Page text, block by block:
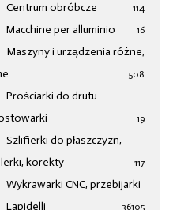
Centrum obróbcze 114
Macchine per alluminio 16
Maszyny i urządzenia różne,
508
Prościarki do drutu
19
Szlifierki do płaszczyzn,
korekty
117
Wykrawarki CNC, przebijarki
105
Lapidelli 36